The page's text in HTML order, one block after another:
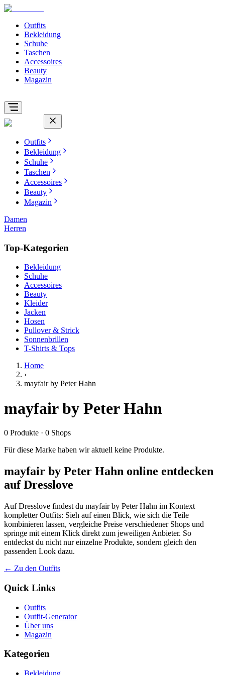
Outfits
Bekleidung
Schuhe
Taschen
Accessoires
Beauty
Magazin
Outfits
Bekleidung
Schuhe
Taschen
Accessoires
Beauty
Magazin
Damen
Herren
Top-Kategorien
Bekleidung
Schuhe
Accessoires
Beauty
Kleider
Jacken
Hosen
Pullover & Strick
Sonnenbrillen
T-Shirts & Tops
Home
›
mayfair by Peter Hahn
mayfair by Peter Hahn
0 Produkte · 0 Shops
Für diese Marke haben wir aktuell keine Produkte.
mayfair by Peter Hahn online entdecken
auf Dresslove
Auf Dresslove findest du mayfair by Peter Hahn im Kontext
kompletter Outfits: Sieh auf einen Blick, wie sich die Teile
kombinieren lassen, vergleiche Preise verschiedener Shops und
springe mit einem Klick direkt zum jeweiligen Anbieter. So
entdeckst du nicht nur einzelne Produkte, sondern gleich den
passenden Look dazu.
← Zu den Outfits
Quick Links
Outfits
Outfit-Generator
Über uns
Magazin
Kategorien
Bekleidung